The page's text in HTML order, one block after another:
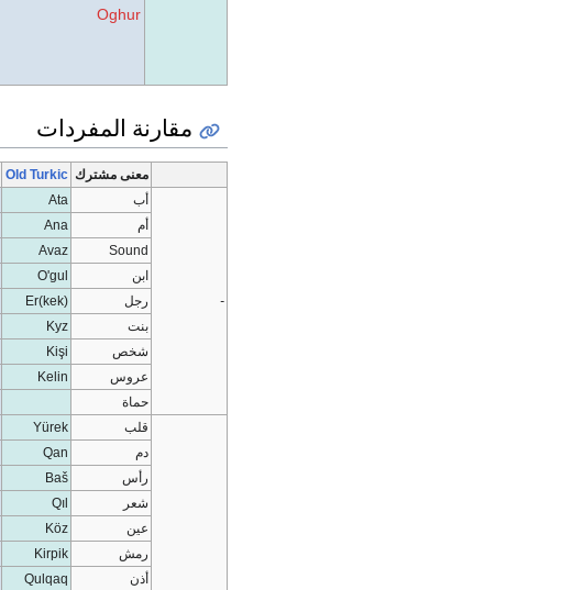
Oghur
مقارنة المفردات
معنى مشترك Old Turkic
-
أب Ata
أم
Ana
Sound
Avaz
ابن
O'gul
رجل
Er(kek)
بنت
Kyz
شخص
Kişi
عروس
Kelin
حماة
قلب Yürek
دم
Qan
رأس
Baš
شعر
Qıl
عين
Köz
رمش
Kirpik
أذن
Qulqaq